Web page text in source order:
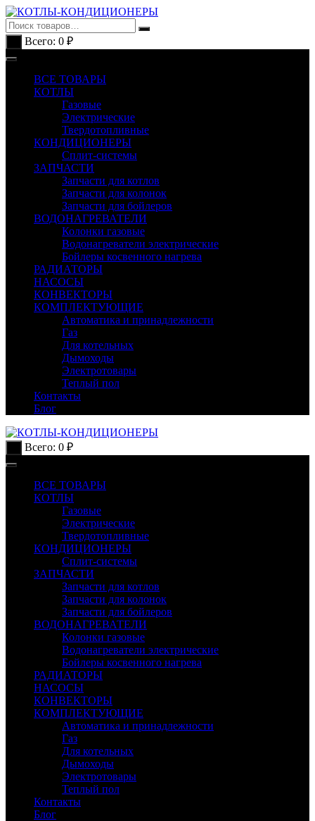
Перейти
к
содержимому
Всего: 0 ₽
ВСЕ ТОВАРЫ
КОТЛЫ
Газовые
Электрические
Твердотопливные
КОНДИЦИОНЕРЫ
Сплит-системы
ЗАПЧАСТИ
Запчасти для котлов
Запчасти для колонок
Запчасти для бойлеров
ВОДОНАГРЕВАТЕЛИ
Колонки газовые
Водонагреватели электрические
Бойлеры косвенного нагрева
РАДИАТОРЫ
НАСОСЫ
КОНВЕКТОРЫ
КОМПЛЕКТУЮЩИЕ
Автоматика и принадлежности
Газ
Для котельных
Дымоходы
Электротовары
Теплый пол
Контакты
Блог
Всего: 0 ₽
ВСЕ ТОВАРЫ
КОТЛЫ
Газовые
Электрические
Твердотопливные
КОНДИЦИОНЕРЫ
Сплит-системы
ЗАПЧАСТИ
Запчасти для котлов
Запчасти для колонок
Запчасти для бойлеров
ВОДОНАГРЕВАТЕЛИ
Колонки газовые
Водонагреватели электрические
Бойлеры косвенного нагрева
РАДИАТОРЫ
НАСОСЫ
КОНВЕКТОРЫ
КОМПЛЕКТУЮЩИЕ
Автоматика и принадлежности
Газ
Для котельных
Дымоходы
Электротовары
Теплый пол
Контакты
Блог